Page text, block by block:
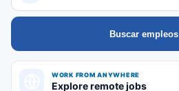
Buscar empleos
WORK FROM ANYWHERE
Explore remote jobs